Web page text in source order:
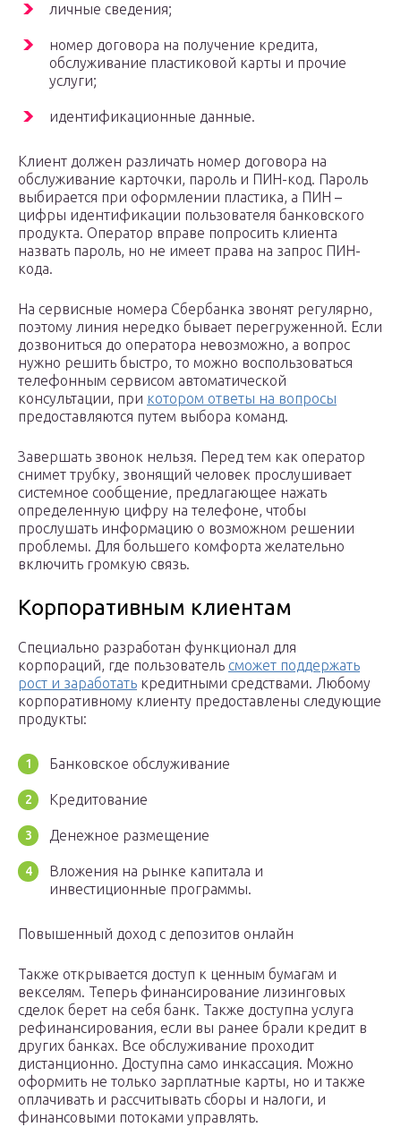
личные сведения;
номер договора на получение кредита,
обслуживание пластиковой карты и прочие
услуги;
идентификационные данные.
Клиент должен различать номер договора на
обслуживание карточки, пароль и ПИН-код. Пароль
выбирается при оформлении пластика, а ПИН –
цифры идентификации пользователя банковского
продукта. Оператор вправе попросить клиента
назвать пароль, но не имеет права на запрос ПИН-
кода.
На сервисные номера Сбербанка звонят регулярно,
поэтому линия нередко бывает перегруженной. Если
дозвониться до оператора невозможно, а вопрос
нужно решить быстро, то можно воспользоваться
телефонным сервисом автоматической
консультации, при котором ответы на вопросы
предоставляются путем выбора команд.
Завершать звонок нельзя. Перед тем как оператор
снимет трубку, звонящий человек прослушивает
системное сообщение, предлагающее нажать
определенную цифру на телефоне, чтобы
прослушать информацию о возможном решении
проблемы. Для большего комфорта желательно
включить громкую связь.
Корпоративным клиентам
Специально разработан функционал для
корпораций, где пользователь сможет поддержать
рост и заработать кредитными средствами. Любому
корпоративному клиенту предоставлены следующие
продукты:
Банковское обслуживание
Кредитование
Денежное размещение
Вложения на рынке капитала и
инвестиционные программы.
Повышенный доход с депозитов онлайн
Также открывается доступ к ценным бумагам и
векселям. Теперь финансирование лизинговых
сделок берет на себя банк. Также доступна услуга
рефинансирования, если вы ранее брали кредит в
других банках. Все обслуживание проходит
дистанционно. Доступна само инкассация. Можно
оформить не только зарплатные карты, но и также
оплачивать и рассчитывать сборы и налоги, и
финансовыми потоками управлять.